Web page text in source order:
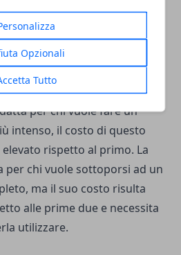
Opzionali
Tutto
dipende tutta da voi,
disponibilità. La sbarra per
se si vuole spendere poco e
libertà di poter fare qualche
La sbarra per trazioni a
per chi vuole fare un
intenso, il costo di questo
rispetto al primo. La
per chi vuole sottoporsi ad un
ma il suo costo risulta
alle prime due e necessita
utilizzare.